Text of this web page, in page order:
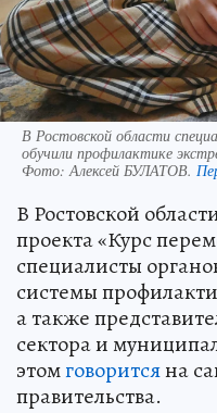
В Ростовской области
обучили профилактике
Фото:Алексей БУЛАТОВ.
В Ростовской
проекта «Курс
специалисты
системы
а также
сектора и
этомговоритсяна
правительства.